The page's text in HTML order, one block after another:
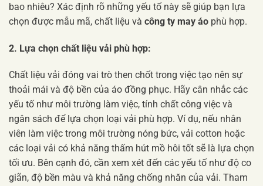
bao nhiêu? Xác định rõ những yếu tố này sẽ giúp bạn lựa
chọn được mẫu mã, chất liệu và công ty may áo phù hợp.
2. Lựa chọn chất liệu vải phù hợp:
Chất liệu vải đóng vai trò then chốt trong việc tạo nên sự
thoải mái và độ bền của áo đồng phục. Hãy cân nhắc các
yếu tố như môi trường làm việc, tính chất công việc và
ngân sách để lựa chọn loại vải phù hợp. Ví dụ, nếu nhân
viên làm việc trong môi trường nóng bức, vải cotton hoặc
các loại vải có khả năng thấm hút mồ hôi tốt sẽ là lựa chọn
tối ưu. Bên cạnh đó, cần xem xét đến các yếu tố như độ co
giãn, độ bền màu và khả năng chống nhăn của vải. Tham